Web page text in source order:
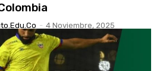
- 4 Noviembre, 2025